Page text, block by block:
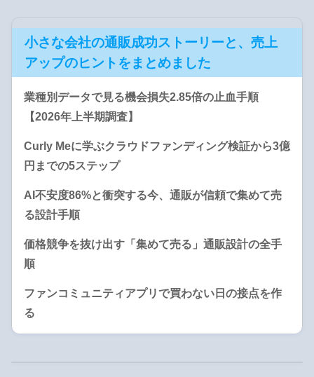
小さな会社の通販成功ストーリーと、売上
アップのヒントをまとめました
業種別データで見る機会損失2.85倍の止血手順
【2026年上半期調査】
Curly Meに学ぶクラウドファンディング検証から3億
円までの5ステップ
AI不安度86%と衝突する今、通販が信頼で集めて売
る設計手順
価格競争を抜け出す「集めて売る」通販設計の全手
順
ファンコミュニティアプリで買わない日の接点を作
る